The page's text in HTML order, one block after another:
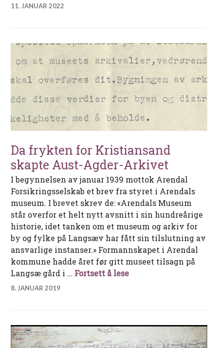
11. JANUAR 2022
Da frykten for Kristiansand
skapte Aust-Agder-Arkivet
I begynnelsen av januar 1939 mottok Arendal
Forsikringsselskab et brev fra styret i Arendals
museum. I brevet skrev de: «Arendals Museum
står overfor et helt nytt avsnitt i sin hundreårige
historie, idet tanken om et museum og arkiv for
by og fylke på Langsæv har fått sin tilslutning av
ansvarlige instanser.» Formannskapet i Arendal
kommune hadde året før gitt museet tilsagn på
Langsæ gård i … Fortsett å leseDa frykten for
8. JANUAR 2019